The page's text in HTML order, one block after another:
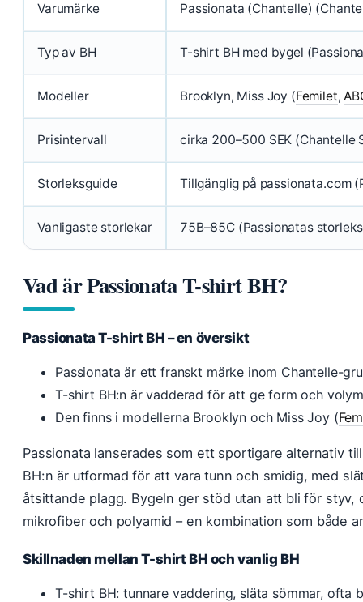
Varumärke Passionata (Chantelle)
Typ av BH T-shirt BH med bygel
Modeller Brooklyn, Miss Joy (Femilet,
Prisintervall cirka 200–500 SEK (Chantelle
Storleksguide Tillgänglig på passionata.com
Vanligaste storlekar 75B–85C (Passionatas
Vad är Passionata T-shirt BH?
Passionata T-shirt BH – en översikt
Passionata är ett franskt märke inom Chantelle-
T-shirt BH:n är vadderad för att ge form och
Den finns i modellerna Brooklyn och Miss Joy (
Passionata lanserades som ett sportigare alternativ
BH:n är utformad för att vara tunn och smidig, med
åtsittande plagg. Bygeln ger stöd utan att bli för styv,
mikrofiber och polyamid – en kombination som både
Skillnaden mellan T-shirt BH och vanlig BH
T-shirt BH: tunnare vaddering, släta sömmar, ofta